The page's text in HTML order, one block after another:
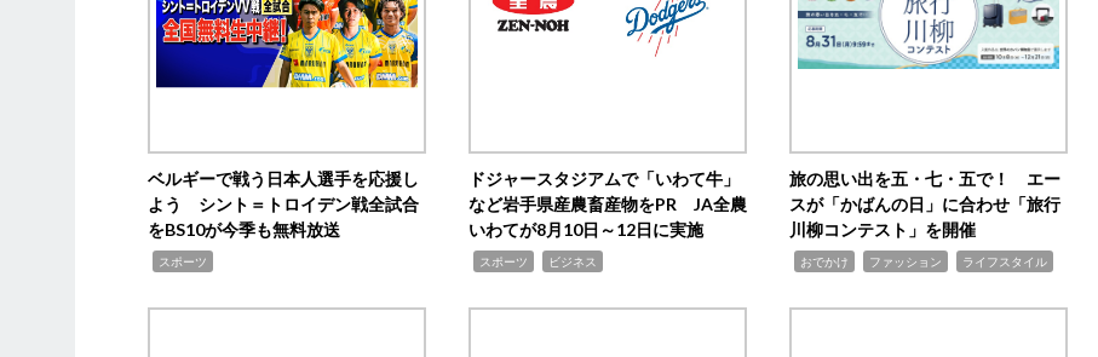
ベルギーで戦う日本人選手を応援し
よう シント＝トロイデン戦全試合
をBS10が今季も無料放送
スポーツ
ドジャースタジアムで「いわて牛」
など岩手県産農畜産物をPR JA全農
いわてが8月10日～12日に実施
スポーツ ビジネス
旅の思い出を五・七・五で！ エー
スが「かばんの日」に合わせ「旅行
川柳コンテスト」を開催
おでかけ ファッション ライフスタイル